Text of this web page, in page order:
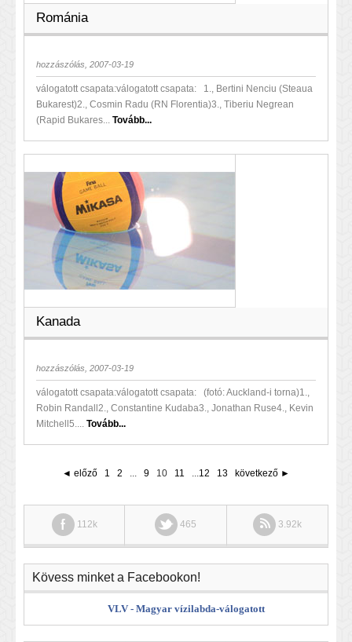
Románia
hozzászólás, 2007-03-19
válogatott csapata:válogatott csapata: 1., Bertini Nenciu (Steaua
Bukarest)2., Cosmin Radu (RN Florentia)3., Tiberiu Negrean
(Rapid Bukares... Tovább...
Kanada
hozzászólás, 2007-03-19
válogatott csapata:válogatott csapata: (fotó: Auckland-i torna)1.,
Robin Randall2., Constantine Kudaba3., Jonathan Ruse4., Kevin
Mitchell5.... Tovább...
◄ előző 1 2 ... 9 10 11 ...12 13 következő ►
112k 465 3.92k
Kövess minket a Facebookon!
VLV - Magyar vízilabda-válogatott